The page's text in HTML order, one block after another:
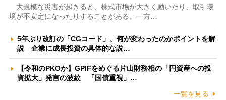
大規模な災害が起きると、株式市場が大きく動いたり、取引環
境が不安定になったりすることがある。一方…
5年ぶり改訂の「CGコード」、何が変わったのかポイントを解
説 企業に成長投資の具体的な説…
【令和のPKOか】GPIFをめぐる片山財務相の「円資産への投
資拡大」発言の波紋 「国債重視」…
一覧を見る